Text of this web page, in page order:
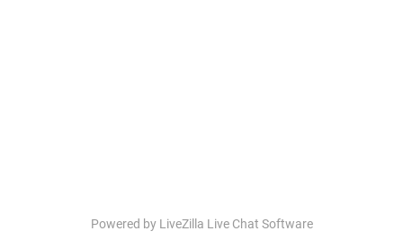
Powered by LiveZilla Live Chat Software